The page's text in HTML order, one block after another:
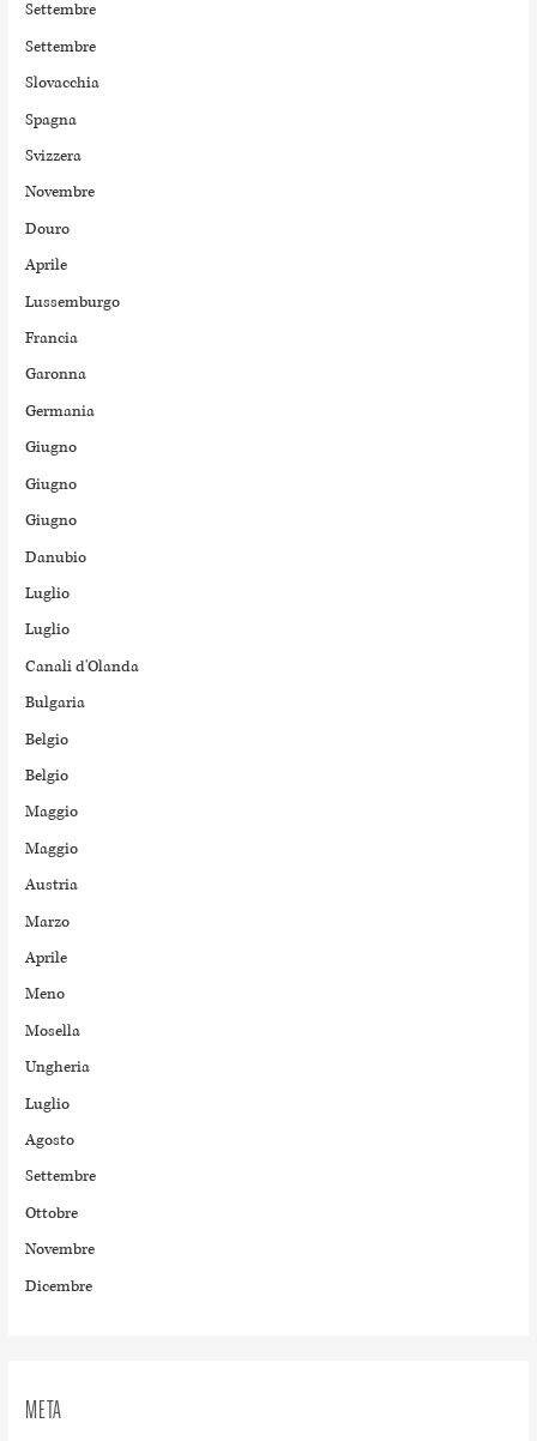
Settembre
Settembre
Slovacchia
Spagna
Svizzera
Novembre
Douro
Aprile
Lussemburgo
Francia
Garonna
Germania
Giugno
Giugno
Giugno
Danubio
Luglio
Luglio
Canali d'Olanda
Bulgaria
Belgio
Belgio
Maggio
Maggio
Austria
Marzo
Aprile
Meno
Mosella
Ungheria
Luglio
Agosto
Settembre
Ottobre
Novembre
Dicembre
META